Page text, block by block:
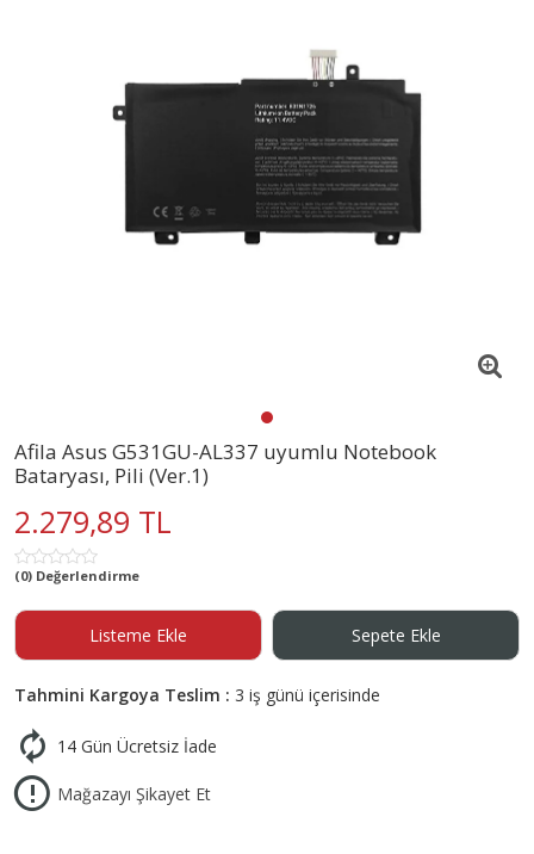
Afila Asus G531GU-AL337 uyumlu Notebook
Bataryası, Pili (Ver.1)
2.279,89 TL
(0) Değerlendirme
Listeme Ekle Sepete Ekle
Tahmini Kargoya Teslim : 3 iş günü içerisinde
14 Gün Ücretsiz İade
Mağazayı Şikayet Et